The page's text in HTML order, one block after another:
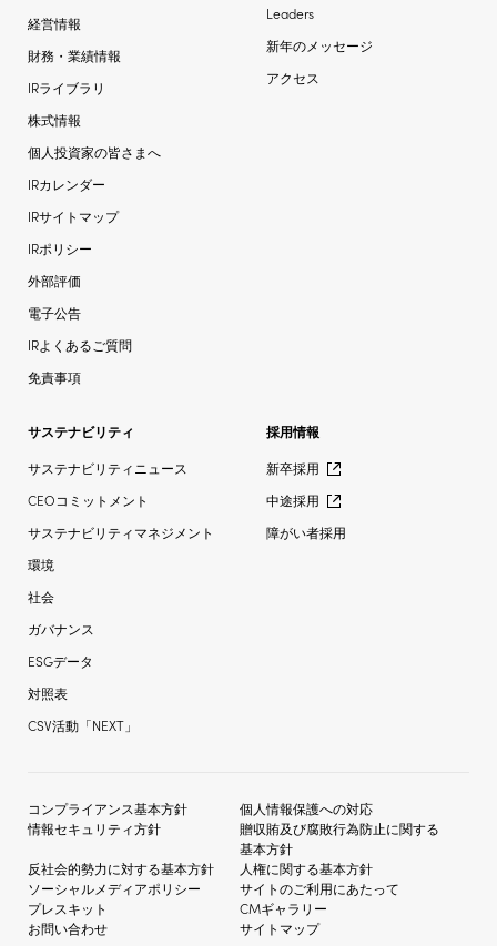
Leaders
新年のメッセージ
アクセス
経営情報
財務・業績情報
IRライブラリ
株式情報
個人投資家の皆さまへ
IRカレンダー
IRサイトマップ
IRポリシー
外部評価
電子公告
IRよくあるご質問
免責事項
サステナビリティ
サステナビリティニュース
CEOコミットメント
サステナビリティマネジメント
環境
社会
ガバナンス
ESGデータ
対照表
CSV活動「NEXT」
採用情報
新卒採用
中途採用
障がい者採用
コンプライアンス基本方針
個人情報保護への対応
情報セキュリティ方針
贈収賄及び腐敗行為防止に関する
基本方針
反社会的勢力に対する基本方針
人権に関する基本方針
ソーシャルメディアポリシー
サイトのご利用にあたって
プレスキット
CMギャラリー
お問い合わせ
サイトマップ